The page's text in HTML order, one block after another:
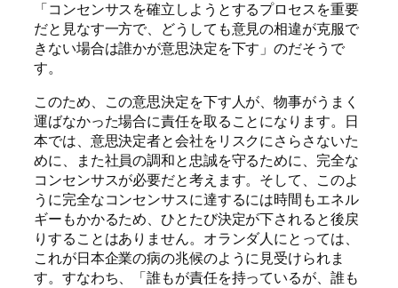
「コンセンサスを確立しようとするプロセスを重要
だと見なす一方で、どうしても意見の相違が克服で
きない場合は誰かが意思決定を下す」のだそうで
す。
このため、この意思決定を下す人が、物事がうまく
運ばなかった場合に責任を取ることになります。日
本では、意思決定者と会社をリスクにさらさないた
めに、また社員の調和と忠誠を守るために、完全な
コンセンサスが必要だと考えます。そして、このよ
うに完全なコンセンサスに達するには時間もエネル
ギーもかかるため、ひとたび決定が下されると後戻
りすることはありません。オランダ人にとっては、
これが日本企業の病の兆候のように見受けられま
す。すなわち、「誰もが責任を持っているが、誰も